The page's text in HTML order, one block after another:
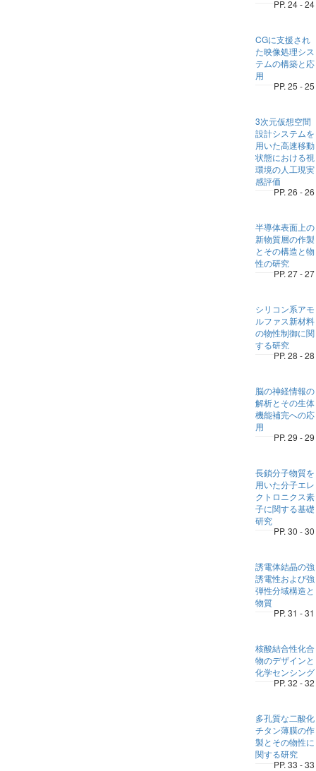
PP. 24 - 24
CGに支援され
た映像処理シス
テムの構築と応
用
PP. 25 - 25
3次元仮想空間
設計システムを
用いた高速移動
状態における視
環境の人工現実
感評価
PP. 26 - 26
半導体表面上の
新物質層の作製
とその構造と物
性の研究
PP. 27 - 27
シリコン系アモ
ルファス新材料
の物性制御に関
する研究
PP. 28 - 28
脳の神経情報の
解析とその生体
機能補完への応
用
PP. 29 - 29
長鎖分子物質を
用いた分子エレ
クトロニクス素
子に関する基礎
研究
PP. 30 - 30
誘電体結晶の強
誘電性および強
弾性分域構造と
物質
PP. 31 - 31
核酸結合性化合
物のデザインと
化学センシング
PP. 32 - 32
多孔質な二酸化
チタン薄膜の作
製とその物性に
関する研究
PP. 33 - 33